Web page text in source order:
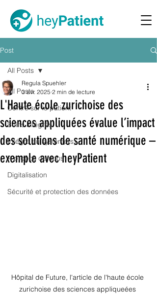
Post
All Posts
Centré sur le patient
Soins intégrés
Intégré au système(s)
A propos de nous
Digitalisation
Sécurité et protection des données
All Posts
L'Haute école zurichoise des
sciences appliquées évalue l’impact
des solutions de santé numérique –
exemple avec heyPatient
Regula Spuehler
3 avr. 2025 2 min de lecture
Hôpital de Future, l'article de l'haute école
zurichoise des sciences appliqueées